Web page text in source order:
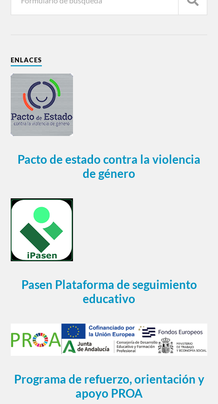
ENLACES
Pacto de estado contra la violencia
de género
Pasen Plataforma de seguimiento
educativo
Programa de refuerzo, orientación y
apoyo PROA